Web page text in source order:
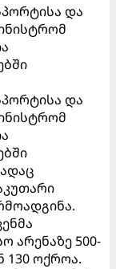
და
და
არენაზე 500-
130 ოქროა.